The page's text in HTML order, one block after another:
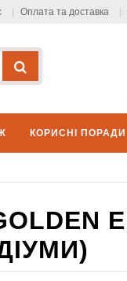
Оплата та доставка
КОРИСНІ ПОРАДИ